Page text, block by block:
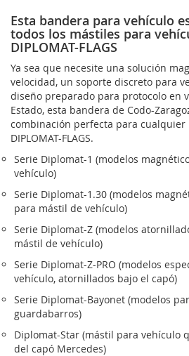
Esta bandera para vehículo
todos los mástiles para
DIPLOMAT-FLAGS
Ya sea que necesite una solución
velocidad, un soporte discreto para
diseño preparado para protocolo en
Estado, esta bandera de Codo-
combinación perfecta para
DIPLOMAT-FLAGS.
Serie Diplomat-1 (modelos
vehículo)
Serie Diplomat-1.30 (modelos
para mástil de vehículo)
Serie Diplomat-Z (modelos
mástil de vehículo)
Serie Diplomat-Z-PRO (modelos
vehículo, atornillados bajo el capó)
Serie Diplomat-Bayonet (modelos
guardabarros)
Diplomat-Star (mástil para vehículo
del capó Mercedes)